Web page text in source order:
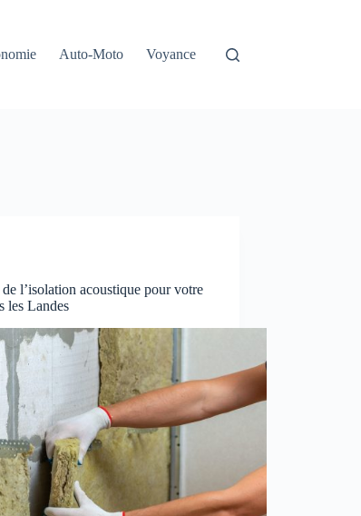
Auto-Moto Voyance
de l’isolation acoustique pour votre
les Landes